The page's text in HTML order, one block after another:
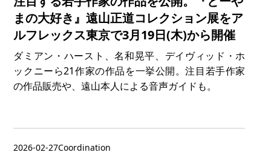
まの大好き』遠山正道コレクション展をア
ルフレックス東京で3月19日(木)から開催
ダミアン・ハースト、名和晃平、デイヴィッド・ホ
ックニーら21作家の作品を一挙公開。注目若手作家
の作品販売や、遠山本人による音声ガイドも。
2026-02-27Coordination